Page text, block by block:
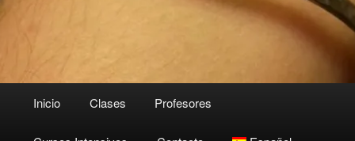
principalInicio Clases Profesores